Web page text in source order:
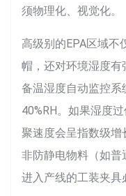
须物理化、视觉化。
高级别的EPA区域不
帽，还对环境湿度
备温湿度自动监控
40%RH。如果湿度
聚速度会呈指数级
非防静电物料（如
进入产线的工装夹具